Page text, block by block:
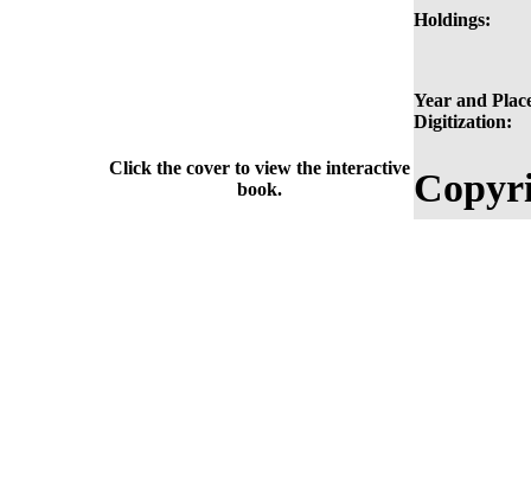
Holdings:
Year and
Digitization:
Click the cover to view the interactive
book.